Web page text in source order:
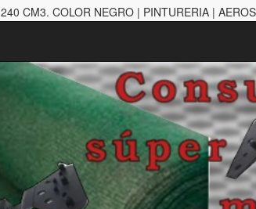
CM3. COLOR NEGRO | PINTURERIA |